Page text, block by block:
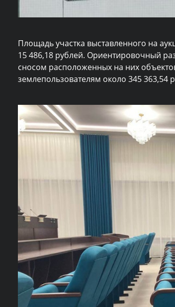
Площадь участка выставленного на
15 486,18 рублей. Ориентировочный
сносом расположенных на них
землепользователям около 345 363,54